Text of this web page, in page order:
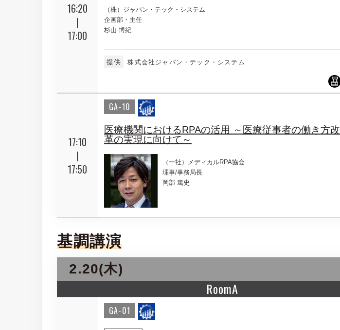
16:20
|
17:00
（株）ジャパン・テック・システム
企画部・主任
杉山 博紀
提供 株式会社ジャパン・テック・システム
17:10
|
17:50
GA-10
医療機関におけるRPAの活用 ～医療従事者の働き方改
革の実現に向けて～
（一社）メディカルRPA協会
理事/事務局長
岡部 篤史
基調講演
2.20(木)
RoomA
GA-01